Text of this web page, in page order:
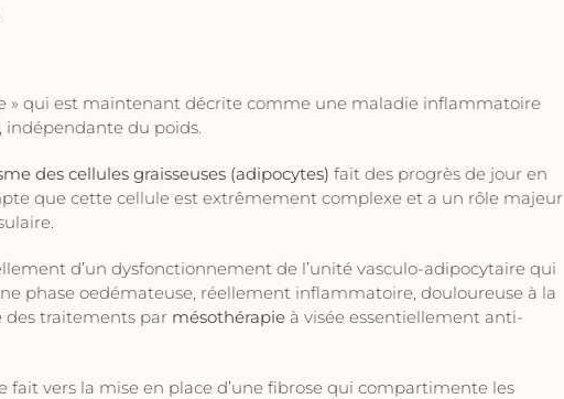
» qui est maintenant décrite comme une maladie inflammatoire
indépendante du poids.
des cellules graisseuses (adipocytes) fait des progrès de jour en
que cette cellule est extrêmement complexe et a un rôle majeur
d’un dysfonctionnement de l’unité vasculo-adipocytaire qui
phase oedémateuse, réellement inflammatoire, douloureuse à la
traitements par mésothérapie à visée essentiellement anti-
fait vers la mise en place d’une fibrose qui compartimente les